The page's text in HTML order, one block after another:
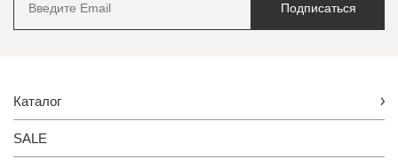
Подписаться
Каталог
SALE